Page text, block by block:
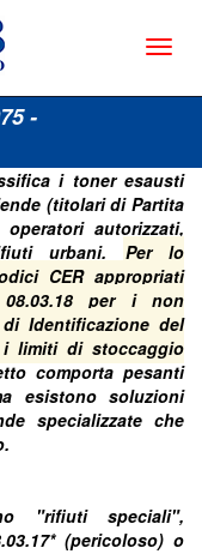
-
i toner esausti
(titolari di Partita
autorizzati,
urbani.
Per lo
CER appropriati
per i non
Identificazione del
limiti di stoccaggio
comporta pesanti
esistono soluzioni
specializzate che
"rifiuti speciali",
(pericoloso) o